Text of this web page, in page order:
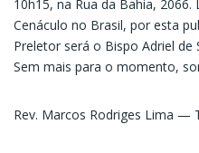
10h15, na Rua da Bahia,
Cenáculo no Brasil, por esta
Preletor será o Bispo Adriel de
Sem mais para o momento,
Rev. Marcos Rodriges Lima —